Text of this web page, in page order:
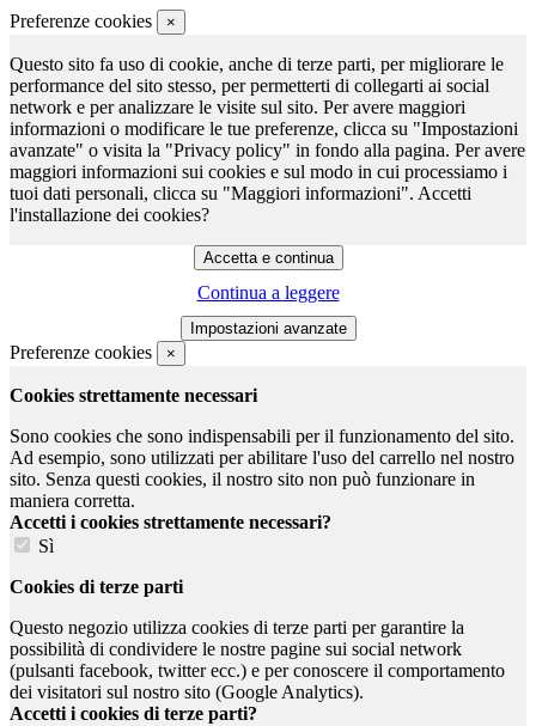
Preferenze cookies ×
Questo sito fa uso di cookie, anche di terze parti, per migliorare le
performance del sito stesso, per permetterti di collegarti ai social
network e per analizzare le visite sul sito. Per avere maggiori
informazioni o modificare le tue preferenze, clicca su "Impostazioni
avanzate" o visita la "Privacy policy" in fondo alla pagina. Per avere
maggiori informazioni sui cookies e sul modo in cui processiamo i
tuoi dati personali, clicca su "Maggiori informazioni". Accetti
l'installazione dei cookies?
Continua a leggere
Preferenze cookies ×
Cookies strettamente necessari
Sono cookies che sono indispensabili per il funzionamento del sito.
Ad esempio, sono utilizzati per abilitare l'uso del carrello nel nostro
sito. Senza questi cookies, il nostro sito non può funzionare in
maniera corretta.
Accetti i cookies strettamente necessari?
Sì
Cookies di terze parti
Questo negozio utilizza cookies di terze parti per garantire la
possibilità di condividere le nostre pagine sui social network
(pulsanti facebook, twitter ecc.) e per conoscere il comportamento
dei visitatori sul nostro sito (Google Analytics).
Accetti i cookies di terze parti?